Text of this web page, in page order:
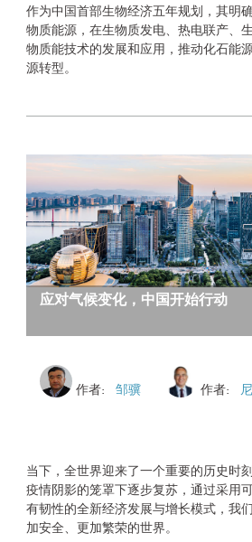
作为中国首部生物经济五年规划，其明
物质能源，在生物质发电、热电联产、
物质能技术的发展和应用，推动化石能
源转型。
应对气候变化，中国开始行动
作者: 邹骥 作者:
当下，全世界迎来了一个重要的历史
疫情阴影的笼罩下逐步复苏，通过采用
有韧性的全新经济发展与增长模式，我
加安全、更加繁荣的世界。